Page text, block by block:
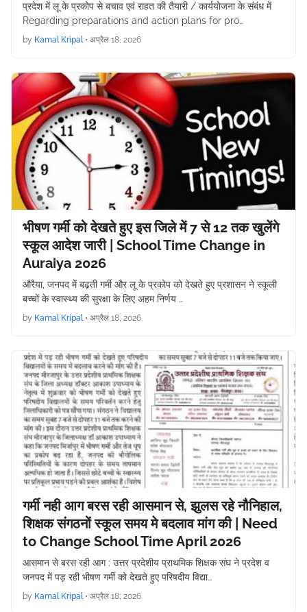
प्रदेश में लू के प्रकोप से बचाव एवं राहत की तैयारी / कार्ययोजना के संबंध में
Regarding preparations and action plans for pro…
by Kamal Kripal • अप्रैल 18, 2026
भीषण गर्मी को देखते हुए इस जिले में 7 से 12 तक खुलेंगे
स्कूल आदेश जारी | School Time Change in
Auraiya 2026
औरैया, जनपद में बढ़ती गर्मी और लू के प्रकोप को देखते हुए प्रशासन ने स्कूली
बच्चों के स्वास्थ्य की सुरक्षा के लिए अहम निर्णय …
by Kamal Kripal • अप्रैल 18, 2026
गर्मी नही आग बरस रही आसमान से, झुलस रहे नौनिहाल,
शिक्षक संगठनों स्कूल समय मे बदलाव मांग की | Need
to Change School Time April 2026
आसमान से बरस रही आग : उत्तर प्रदेशीय प्राथमिक शिक्षक संघ ने प्रदेश व
जनपद में पड़ रही भीषण गर्मी को देखते हुए परिषदीय विद्या…
by Kamal Kripal • अप्रैल 18, 2026